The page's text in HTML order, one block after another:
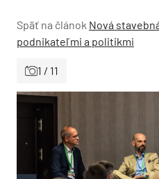
Späť na článok Nová
podnikateľmi a politikmi
1 / 11